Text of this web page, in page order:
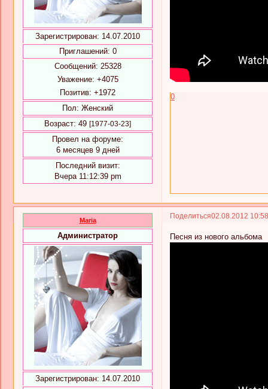
Зарегистрирован: 14.07.2010
Приглашений: 0
Сообщений: 25328
Уважение: +4075
Позитив: +1972
Пол: Женский
Возраст: 49 [1977-03-23]
Провел на форуме:
6 месяцев 9 дней
Последний визит:
Вчера 11:12:39 pm
0
Поделиться02.08.2012
Maria
Администратор
Зарегистрирован: 14.07.2010
Песня из нового альбома